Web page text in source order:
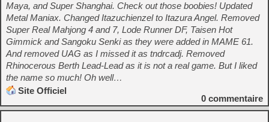
Maya, and Super Shanghai. Check out those boobies! Updated
Metal Maniax. Changed Itazuchienzel to Itazura Angel. Removed
Super Real Mahjong 4 and 7, Lode Runner DF, Taisen Hot
Gimmick and Sangoku Senki as they were added in MAME 61.
And removed UAG as I missed it as tndrcadj. Removed
Rhinocerous Berth Lead-Lead as it is not a real game. But I liked
the name so much! Oh well…
Site Officiel
0 commentaire